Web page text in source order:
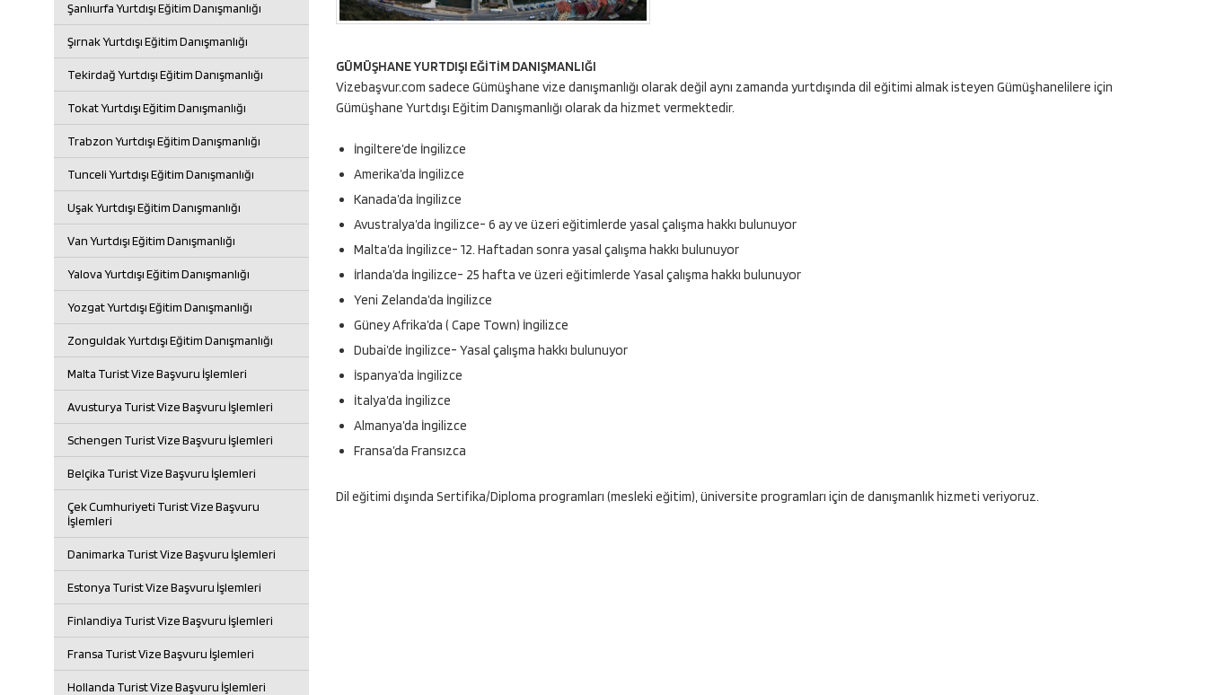
Şanlıurfa Yurtdışı Eğitim Danışmanlığı
Şırnak Yurtdışı Eğitim Danışmanlığı
Tekirdağ Yurtdışı Eğitim Danışmanlığı
Tokat Yurtdışı Eğitim Danışmanlığı
Trabzon Yurtdışı Eğitim Danışmanlığı
Tunceli Yurtdışı Eğitim Danışmanlığı
Uşak Yurtdışı Eğitim Danışmanlığı
Van Yurtdışı Eğitim Danışmanlığı
Yalova Yurtdışı Eğitim Danışmanlığı
Yozgat Yurtdışı Eğitim Danışmanlığı
Zonguldak Yurtdışı Eğitim Danışmanlığı
Malta Turist Vize Başvuru İşlemleri
Avusturya Turist Vize Başvuru İşlemleri
Schengen Turist Vize Başvuru İşlemleri
Belçika Turist Vize Başvuru İşlemleri
Çek Cumhuriyeti Turist Vize Başvuru
İşlemleri
Danimarka Turist Vize Başvuru İşlemleri
Estonya Turist Vize Başvuru İşlemleri
Finlandiya Turist Vize Başvuru İşlemleri
Fransa Turist Vize Başvuru İşlemleri
Hollanda Turist Vize Başvuru İşlemleri
GÜMÜŞHANE YURTDIŞI EĞİTİM DANIŞMANLIĞI
Vizebaşvur.com sadece Gümüşhane vize danışmanlığı olarak değil aynı zamanda yurtdışında dil eğitimi almak isteyen Gümüşhanelilere için
Gümüşhane Yurtdışı Eğitim Danışmanlığı olarak da hizmet vermektedir.
İngiltere’de İngilizce
Amerika’da İngilizce
Kanada’da İngilizce
Avustralya’da İngilizce- 6 ay ve üzeri eğitimlerde yasal çalışma hakkı bulunuyor
Malta’da İngilizce- 12. Haftadan sonra yasal çalışma hakkı bulunuyor
İrlanda’da İngilizce- 25 hafta ve üzeri eğitimlerde Yasal çalışma hakkı bulunuyor
Yeni Zelanda’da İngilizce
Güney Afrika’da ( Cape Town) İngilizce
Dubai’de İngilizce- Yasal çalışma hakkı bulunuyor
İspanya’da İngilizce
İtalya’da İngilizce
Almanya’da İngilizce
Fransa’da Fransızca
Dil eğitimi dışında Sertifika/Diploma programları (mesleki eğitim), üniversite programları için de danışmanlık hizmeti veriyoruz.